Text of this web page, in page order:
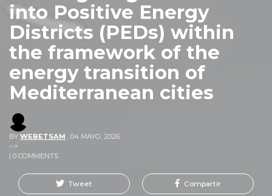
into Positive Energy
Districts (PEDs) within
the framework of the
energy transition of
Mediterranean cities
BY WEBETSAM
04 MAYO, 2026
-->
| 0 COMMENTS
Tweet Compartir